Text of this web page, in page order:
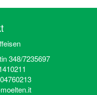
348/7235697